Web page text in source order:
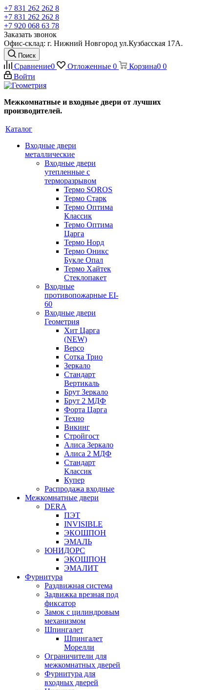
+7 831 262 262 8
+7 831 262 262 8
+7 920 068 63 78
Заказать звонок
Офис-склад: г. Нижний Новгород ул.Кузбасская 17А.
Поиск
Сравнение0 Отложенные 0 Корзина0 0
Войти
Межкомнатные и входные двери от лучших
производителей.
Каталог
Входные двери
металлические
Входные двери
утепленные с
терморазрывом
Термо SOROS
Термо Старк
Термо Оптима
Классик
Термо Оптима
Царга
Термо Норд
Термо Оникс
Букле Опал
Термо Хайтек
Стеклопакет
Входные
противопожарные EI-
60
Входные двери
Геометрия
Хит Царга
(NEW)
Версо
Сотка Трио
Зеркало
Стандарт
Вертикаль
Брут Зеркало
Брут 2 МДФ
Форта Царга
Техно
Викинг
Стройгост
Алиса Зеркало
Алиса 2 МДФ
Стандарт
Классик
Купер
Распродажа входные
Межкомнатные двери
DERA
ПЭТ
INVISIBLE
ЭКОШПОН
ЭМАЛЬ
ЮНИДОРС
ЭКОШПОН
ЭМАЛИТ
Фурнитура
Раздвижная система
Задвижка врезная под
фиксатор
Замок с цилиндровым
механизмом
Шпингалет
Шпингалет
Морелли
Ограничители для
межкомнатных дверей
Фурнитура для
входных дверей